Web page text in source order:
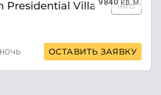
Presidential Villa INFO
ОСТАВИТЬ ЗАЯВКУ